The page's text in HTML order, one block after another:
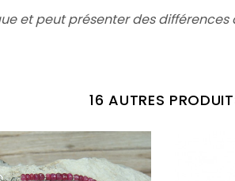
et peut présenter des différences
16 AUTRES